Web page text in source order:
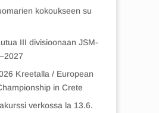
kokoukseen su
III divisioonaan JSM-
Kreetalla / European
in Crete
verkossa la 13.6.